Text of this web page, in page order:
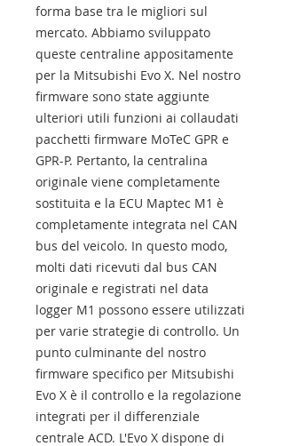
forma base tra le migliori sul
mercato. Abbiamo sviluppato
queste centraline appositamente
per la Mitsubishi Evo X. Nel nostro
firmware sono state aggiunte
ulteriori utili funzioni ai collaudati
pacchetti firmware MoTeC GPR e
GPR-P. Pertanto, la centralina
originale viene completamente
sostituita e la ECU Maptec M1 è
completamente integrata nel CAN
bus del veicolo. In questo modo,
molti dati ricevuti dal bus CAN
originale e registrati nel data
logger M1 possono essere utilizzati
per varie strategie di controllo. Un
punto culminante del nostro
firmware specifico per Mitsubishi
Evo X è il controllo e la regolazione
integrati per il differenziale
centrale ACD. L'Evo X dispone di